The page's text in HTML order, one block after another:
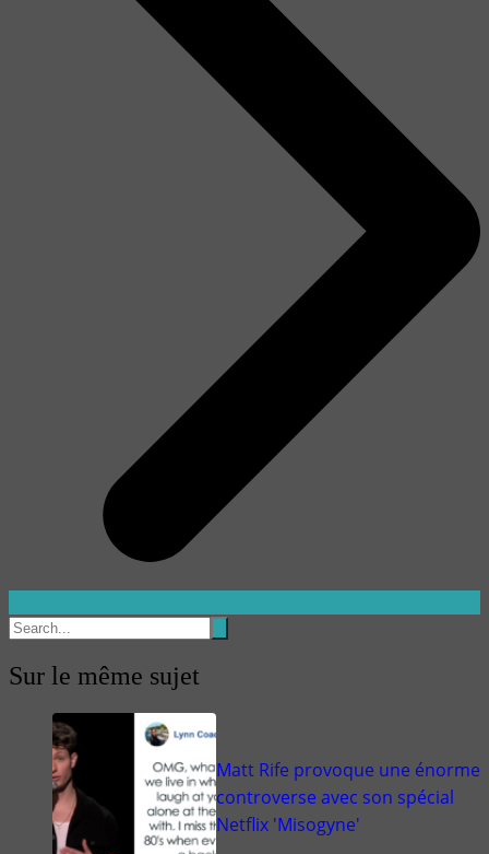
Sur le même sujet
Matt Rife provoque une énorme
controverse avec son spécial
Netflix 'Misogyne'